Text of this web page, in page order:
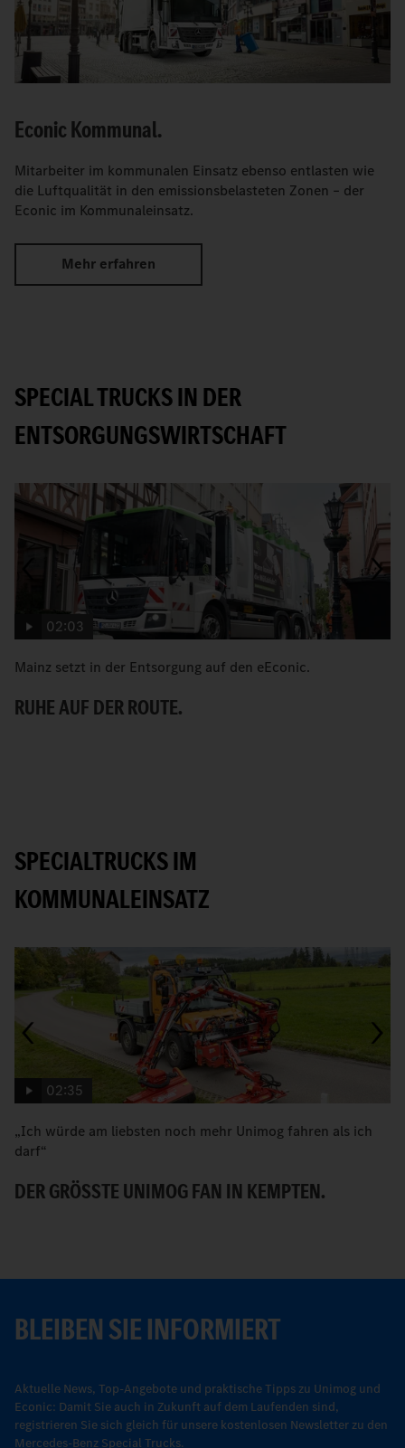
Econic Kommunal.
Mitarbeiter im kommunalen Einsatz ebenso entlasten wie
die Luftqualität in den emissionsbelasteten Zonen – der
Econic im Kommunaleinsatz.
Mehr erfahren
SPECIAL TRUCKS IN DER
ENTSORGUNGSWIRTSCHAFT
02:03
Mainz setzt in der Entsorgung auf den eEconic.
RUHE AUF DER ROUTE.
SPECIALTRUCKS IM
KOMMUNALEINSATZ
02:35
„Ich würde am liebsten noch mehr Unimog fahren als ich
darf“
DER GRÖSSTE UNIMOG FAN IN KEMPTEN.
BLEIBEN SIE INFORMIERT
Aktuelle News, Top-Angebote und praktische Tipps zu Unimog und
Econic: Damit Sie auch in Zukunft auf dem Laufenden sind,
registrieren Sie sich gleich für unsere kostenlosen Newsletter zu den
Mercedes-Benz Special Trucks.